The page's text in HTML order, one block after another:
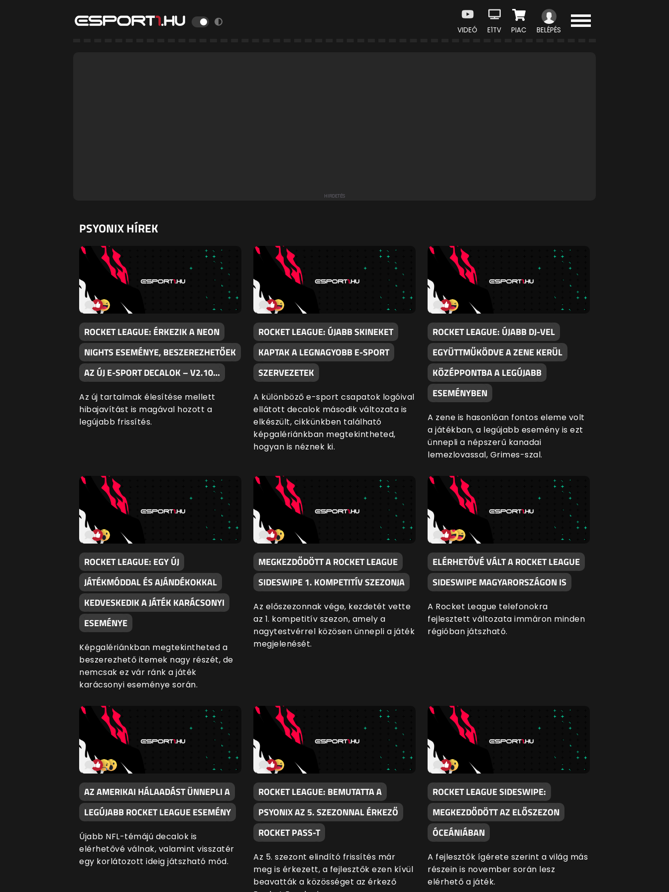
VIDEÓ E1TV PIAC BELÉPÉS
PSYONIX HÍREK
ROCKET LEAGUE: ÉRKEZIK A NEON
NIGHTS ESEMÉNYE, BESZEREZHETŐEK
AZ ÚJ E-SPORT DECALOK – V2.10…
Az új tartalmak élesítése mellett
hibajavítást is magával hozott a
legújabb frissítés.
ROCKET LEAGUE: ÚJABB SKINEKET
KAPTAK A LEGNAGYOBB E-SPORT
SZERVEZETEK
A különböző e-sport csapatok logóival
ellátott decalok második változata is
elkészült, cikkünkben található
képgalériánkban megtekintheted,
hogyan is néznek ki.
ROCKET LEAGUE: ÚJABB DJ-VEL
EGYÜTTMŰKÖDVE A ZENE KERÜL
KÖZÉPPONTBA A LEGÚJABB
ESEMÉNYBEN
A zene is hasonlóan fontos eleme volt
a játékban, a legújabb esemény is ezt
ünnepli a népszerű kanadai
lemezlovassal, Grimes-szal.
ROCKET LEAGUE: EGY ÚJ
JÁTÉKMÓDDAL ÉS AJÁNDÉKOKKAL
KEDVESKEDIK A JÁTÉK KARÁCSONYI
ESEMÉNYE
Képgalériánkban megtekintheted a
beszerezhető itemek nagy részét, de
nemcsak ez vár ránk a játék
karácsonyi eseménye során.
MEGKEZDŐDÖTT A ROCKET LEAGUE
SIDESWIPE 1. KOMPETITÍV SZEZONJA
Az előszezonnak vége, kezdetét vette
az 1. kompetitív szezon, amely a
nagytestvérrel közösen ünnepli a játék
megjelenését.
ELÉRHETŐVÉ VÁLT A ROCKET LEAGUE
SIDESWIPE MAGYARORSZÁGON IS
A Rocket League telefonokra
fejlesztett változata immáron minden
régióban játszható.
AZ AMERIKAI HÁLAADÁST ÜNNEPLI A
LEGÚJABB ROCKET LEAGUE ESEMÉNY
Újabb NFL-témájú decalok is
elérhetővé válnak, valamint visszatér
egy korlátozott ideig játszható mód.
ROCKET LEAGUE: BEMUTATTA A
PSYONIX AZ 5. SZEZONNAL ÉRKEZŐ
ROCKET PASS-T
Az 5. szezont elindító frissítés már
meg is érkezett, a fejlesztők ezen kívül
beavatták a közösséget az érkező
ROCKET LEAGUE SIDESWIPE:
MEGKEZDŐDÖTT AZ ELŐSZEZON
ÓCEÁNIÁBAN
A fejlesztők ígérete szerint a világ más
részein is november során lesz
elérhető a játék.